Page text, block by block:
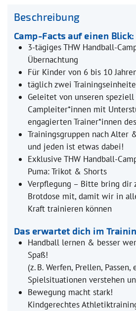
Beschreibung
Camp-Facts auf einen Blick:
3-tägiges THW Handball-
Übernachtung
Für Kinder von 6 bis 10
täglich zwei
Geleitet von unseren
Campleiter*innen mit
engagierten Trainer*innen
Trainingsgruppen nach Alter
und jeden ist etwas dabei!
Exklusive THW Handball-
Puma: Trikot & Shorts
Verpflegung – Bitte bring dir
Brotdose mit, damit wir in
Kraft trainieren können
Das erwartet dich im
Handball lernen & besser
Spaß!
(z. B. Werfen, Prellen, Passen,
Spielsituationen verstehen
Bewegung macht stark!
Kindgerechtes